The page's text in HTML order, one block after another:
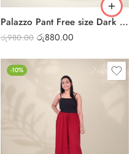
Palazzo Pant Free size Dark Blue
රු980.00 රු880.00
-10%